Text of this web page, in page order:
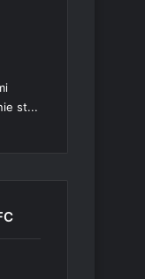
st...